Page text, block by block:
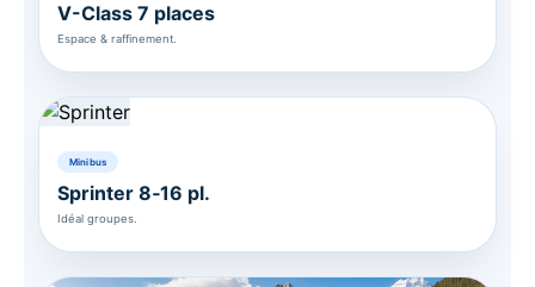
V-Class 7 places
Espace & raffinement.
Minibus
Sprinter 8‑16 pl.
Idéal groupes.